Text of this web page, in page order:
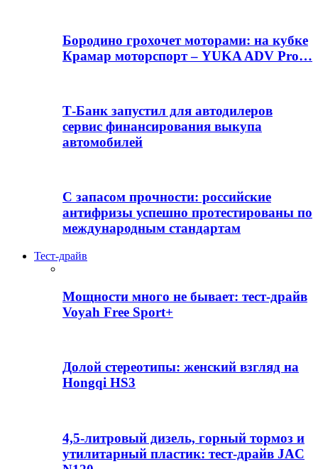
Бородино грохочет моторами: на кубке
Крамар моторспорт – YUKA ADV Pro…
Т-Банк запустил для автодилеров
сервис финансирования выкупа
автомобилей
С запасом прочности: российские
антифризы успешно протестированы по
международным стандартам
Тест-драйв
Мощности много не бывает: тест-драйв
Voyah Free Sport+
Долой стереотипы: женский взгляд на
Hongqi HS3
4,5-литровый дизель, горный тормоз и
утилитарный пластик: тест-драйв JAC